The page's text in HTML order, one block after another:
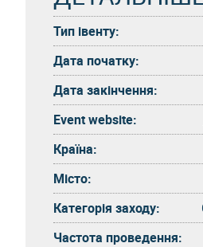
Тип івенту:
Дата початку:
Дата закінчення:
Event website:
Країна:
Місто:
Категорія заходу:
Частота проведення: